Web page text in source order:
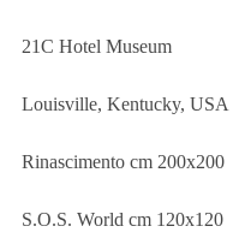
21C Hotel Museum
Louisville, Kentucky, USA
Rinascimento cm 200x200
S.O.S. World cm 120x120